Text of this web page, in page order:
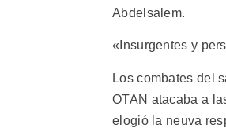
Abdelsalem.
«Insurgentes y
Los combates del
OTAN atacaba a
elogió la neuva